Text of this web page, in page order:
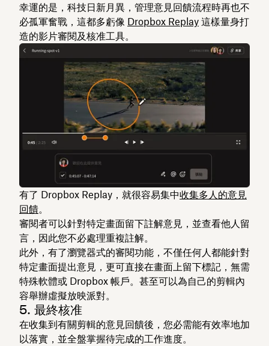
幸運的是，科技日新月異，管理意見回饋流程時再也不
必孤軍奮戰，這都多虧像 Dropbox Replay 這樣量身打
造的影片審閱及核准工具。
有了 Dropbox Replay，就很容易集中收集多人的意見
回饋。
審閱者可以針對特定畫面留下註解意見，並查看他人留
言，因此您不必處理重複註解。
此外，有了瀏覽器式的審閱功能，不僅任何人都能針對
特定畫面提出意見，更可直接在畫面上留下標記，無需
特殊軟體或 Dropbox 帳戶。甚至可以為自己的剪輯內
容舉辦虛擬放映派對。
5. 最終核准
在收集到有關剪輯的意見回饋後，您必需能有效率地加
以落實，並全盤掌握待完成的工作進度。